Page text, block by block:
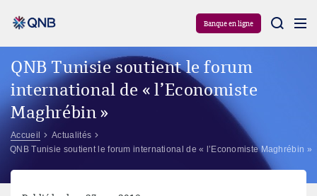
Banque en ligne
QNB Tunisie soutient le forum
international de « l’Economiste
Maghrébin »
Accueil
Actualités
QNB Tunisie soutient le forum international de « l’Economiste Maghrébin »